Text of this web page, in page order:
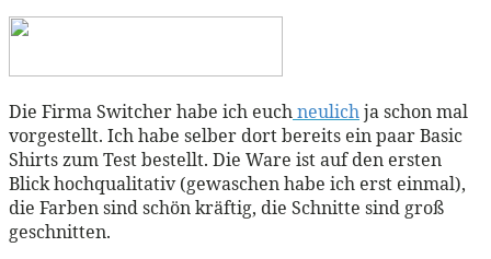
Die Firma Switcher habe ich euchneulichja schon mal
vorgestellt. Ich habe selber dort bereits ein paar Basic
Shirts zum Test bestellt. Die Ware ist auf den ersten
Blick hochqualitativ (gewaschen habe ich erst einmal),
die Farben sind schön kräftig, die Schnitte sind groß
geschnitten.